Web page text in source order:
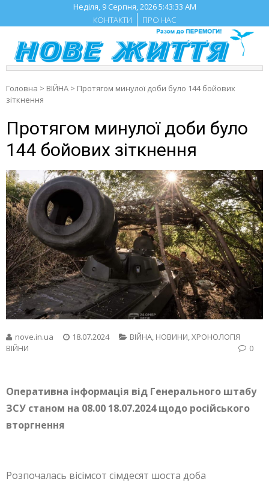
content
Неділя, 9 Серпня, 20265:43:34 AM
КОНТАКТИ
ПРО НАС
Головна > ВІЙНА > Протягом минулої доби було 144 бойових
зіткнення
Протягом минулої доби було
144 бойових зіткнення
nove.in.ua 18.07.2024 ВІЙНА, НОВИНИ,ХРОНОЛОГІЯ
ВІЙНИ
0
Оперативна інформація від Генерального штабу
ЗСУ станом на 08.00 18.07.2024 щодо російського
вторгнення
Розпочалась вісімсот сімдесят шоста доба